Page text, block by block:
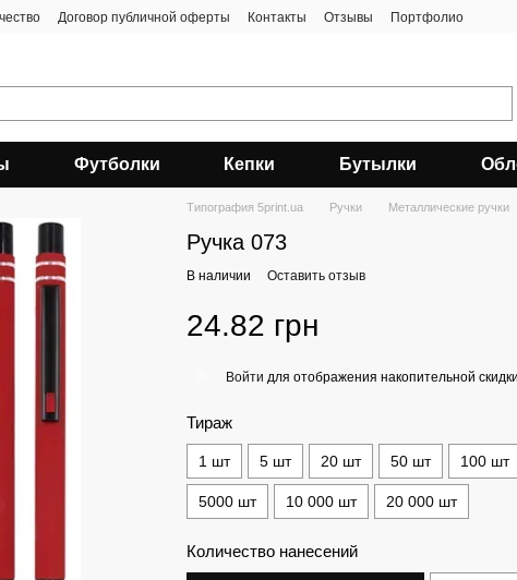
Договор публичной оферты Контакты Отзывы Портфолио
Футболки Кепки Бутылки
Типография 5print.ua Ручки Металлические ручки
Ручка 073
В наличии Оставить отзыв
24.82 грн
Войти для отображения накопительной скидки
Тираж
1 шт 5 шт 20 шт 50 шт 100 шт
5000 шт 10 000 шт 20 000 шт
Количество нанесений